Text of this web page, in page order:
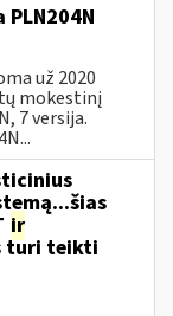
už 2020
mokestinį
7 versija.
ir
turi teikti